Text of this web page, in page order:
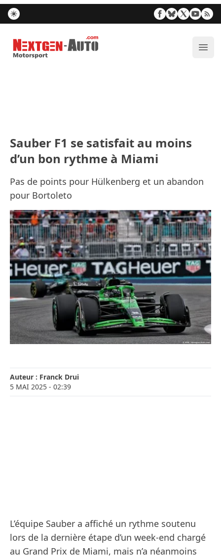
Nextgen-Auto.com
Sauber F1 se satisfait au moins
d’un bon rythme à Miami
Pas de points pour Hülkenberg et un abandon
pour Bortoleto
Auteur : Franck Drui
5 MAI 2025 - 02:39
L’équipe Sauber a affiché un rythme soutenu
lors de la dernière étape d’un week-end chargé
au Grand Prix de Miami, mais n’a néanmoins